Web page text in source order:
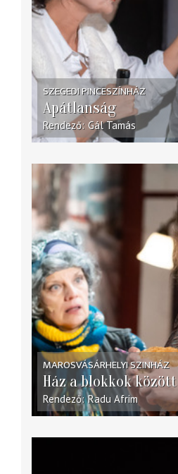
SZEGEDI PINCESZÍNHÁZ
Apátlanság
Rendező Gál Tamás
MAROSVÁSÁRHELYI SZINHÁZ
Ház a blokkok között
Rendező Radu Afrim